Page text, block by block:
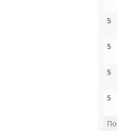
5
5
5
5